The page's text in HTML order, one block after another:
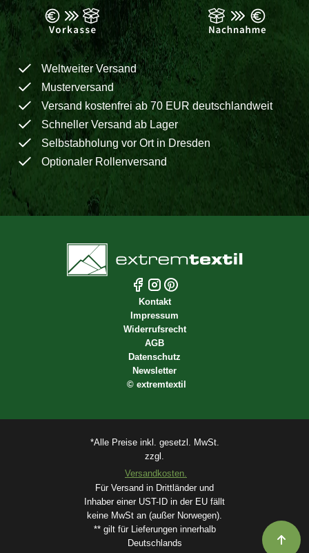
Weltweiter Versand
Musterversand
Versand kostenfrei ab 70 EUR deutschlandweit
Schneller Versand ab Lager
Selbstabholung vor Ort in Dresden
Optionaler Rollenversand
Kontakt
Impressum
Widerrufsrecht
AGB
Datenschutz
Newsletter
© extremtextil
*Alle Preise inkl. gesetzl. MwSt.
zzgl.
Versandkosten.
Für Versand in Drittländer und
Inhaber einer UST-ID in der EU fällt
keine MwSt an (außer Norwegen).
** gilt für Lieferungen innerhalb
Deutschlands